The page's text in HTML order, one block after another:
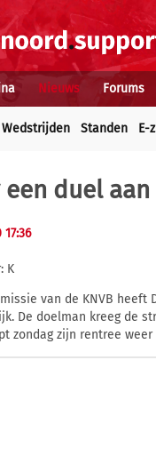
Nieuws Forums
Wedstrijden Standen E-
een duel
K
van de KNVB heeft
De doelman kreeg de
zondag zijn rentree